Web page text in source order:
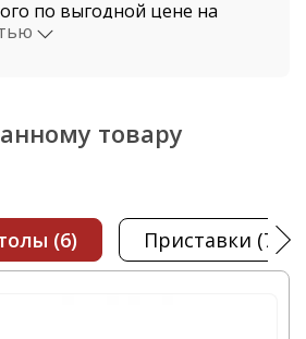
по выгодной цене на
можно не выходя из
от нашего магазина
привередливых
осуществляется по
области
товару
(6) приставки (7)